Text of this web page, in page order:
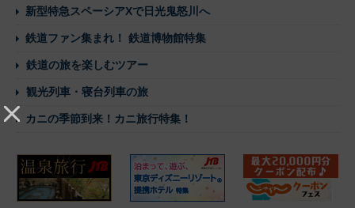
新型特急スペーシアXで日光鬼怒川へ
鉄道ファン集まれ！ 鉄道博物館特集
鉄道の旅を楽しむツアー
観光列車・寝台列車の旅
カニの季節到来！カニ旅行特集！